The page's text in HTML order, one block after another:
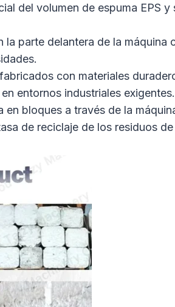
del volumen de espuma EPS y
parte delantera de la máquina
con materiales
entornos industriales exigentes.
en bloques a través de la
de reciclaje de los residuos de